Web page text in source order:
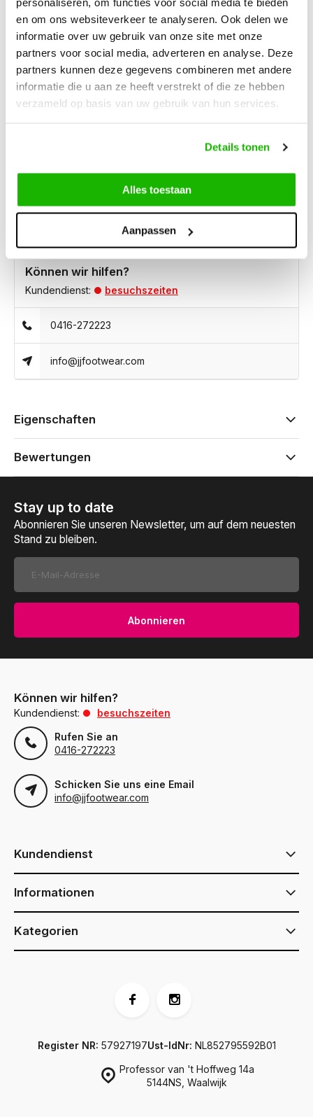
en om ons websiteverkeer te analyseren. Ook delen we
informatie over uw gebruik van onze site met onze
partners voor social media, adverteren en analyse. Deze
partners kunnen deze gegevens combineren met andere
informatie die u aan ze heeft verstrekt of die ze hebben
verzameld op basis van uw gebruik van hun services.
Details tonen
Alles toestaan
Aanpassen
Kreta - Schwarz
Kreta ist ein Weitschaftstiefel, gefertigt aus weichem
schwarzen Leder. Es ist eine raffinierte Version des
klassischen Reitstiefels, komplettiert durch ein stilvolles
Schnallendetail. Dank der Stretch-Einsätze bietet der Stiefel
Anti-Rutsch-Sohle sorgt für Stabilität und die
Können wir hilfen?
Kundendienst: besuchszeiten
0416-272223
info@jjfootwear.com
Eigenschaften
Bewertungen
Stay up to date
Abonnieren Sie unseren Newsletter, um auf dem neuesten
Stand zu bleiben.
Abonnieren
Können wir hilfen?
Kundendienst:
besuchszeiten
Rufen Sie an
0416-272223
Schicken Sie uns eine Email
info@jjfootwear.com
Kundendienst
Informationen
Kategorien
Professor van 't Hoffweg 14a
5144NS, Waalwijk
Register NR: 57927197Ust-IdNr: NL852795592B01